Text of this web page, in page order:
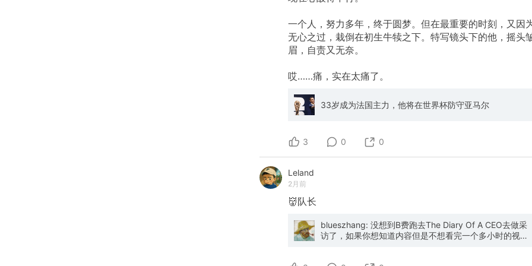
一个人，努力多年，终于圆梦。但在最重要的时刻，又因
无心之过，栽倒在初生牛犊之下。特写镜头下的他，摇头
眉，自责又无奈。
哎……痛，实在太痛了。
33岁成为法国主力，他将在世界杯防守亚马尔
3 0 0
Leland
2月前
👹队长
blueszhang: 没想到B费跑去The Diary Of A CEO去做采
访了，如果你想知道内容但是不想看完一个多小时的视频